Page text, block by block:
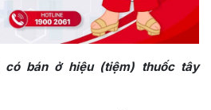
có bán ở hiệu (tiệm) thuốc tây